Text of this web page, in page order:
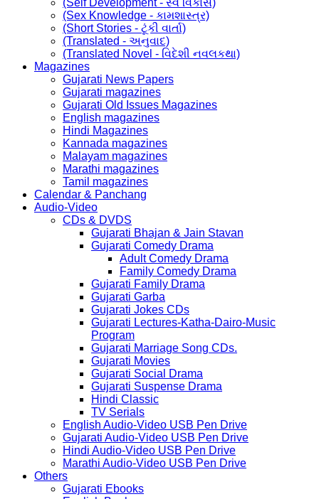
(Sex Knowledge - કામશાસ્ત્ર)
(Short Stories - ટૂંકી વાર્તા)
(Translated - અનુવાદ)
(Translated Novel - વિદેશી નવલકથા)
Magazines
Gujarati News Papers
Gujarati magazines
Gujarati Old Issues Magazines
English magazines
Hindi Magazines
Kannada magazines
Malayam magazines
Marathi magazines
Tamil magazines
Calendar & Panchang
Audio-Video
CDs & DVDS
Gujarati Bhajan & Jain Stavan
Gujarati Comedy Drama
Adult Comedy Drama
Family Comedy Drama
Gujarati Family Drama
Gujarati Garba
Gujarati Jokes CDs
Gujarati Lectures-Katha-Dairo-Music
Program
Gujarati Marriage Song CDs.
Gujarati Movies
Gujarati Social Drama
Gujarati Suspense Drama
Hindi Classic
TV Serials
English Audio-Video USB Pen Drive
Gujarati Audio-Video USB Pen Drive
Hindi Audio-Video USB Pen Drive
Marathi Audio-Video USB Pen Drive
Others
Gujarati Ebooks